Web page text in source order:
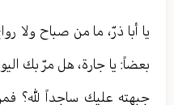
يا أبا ذرّ، ما من صباح ولا
بعضاً: يا جارة، هل مرّ بك
جبهته عليك ساجداً لله؟